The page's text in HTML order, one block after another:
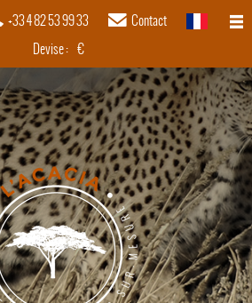
+33 4 82 53 99 33 Contact
français
Devise : €